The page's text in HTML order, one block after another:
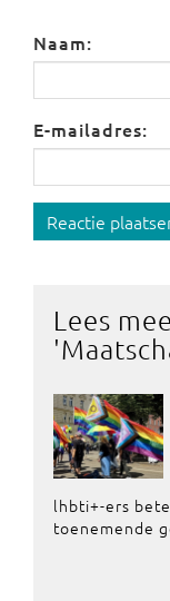
Naam:
E-mailadres:
Reactie
Lees
'
lhbti+-ers
toenemende